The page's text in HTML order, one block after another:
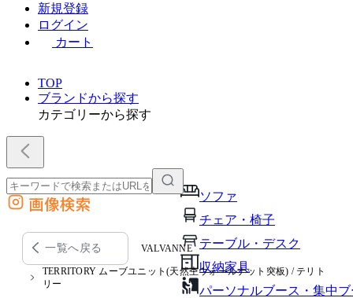
新規登録
ログイン
カート
TOP
ブランドから探す
カテゴリーから探す
ソファ
チェア・椅子
テーブル・デスク
収納家具
パーソナルブース・集中
外部サイトの商品をカートに追加
他のサイトで見つけた商品ページのURLを貼り付けて、カートに追加できます
画像検索
一覧へ戻る VALVANNE
TERRITORY ムーブユニット(天然杢ウォールナット突板) / テリト
リー